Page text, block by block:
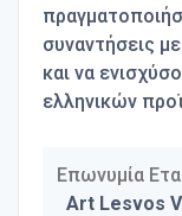
συναντήσεις
και να
ελληνικών
Επωνυμία
Art Lesvos